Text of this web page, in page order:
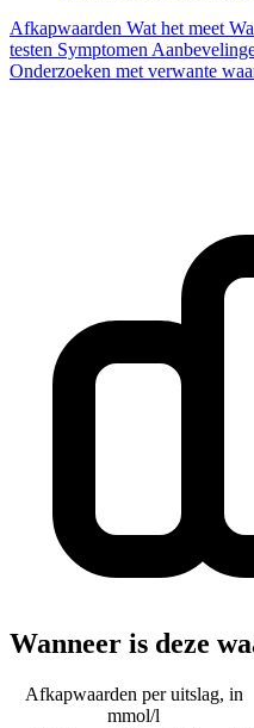
Afkapwaarden Wat het meet
testen Symptomen
Onderzoeken met verwante
Wanneer is deze
Afkapwaarden per uitslag, in
mmol/l